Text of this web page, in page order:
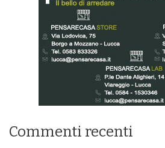
Commenti recenti